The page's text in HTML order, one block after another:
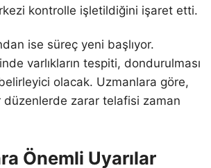
kontrolle işletildiğini işaret etti.
ise süreç yeni başlıyor.
varlıkların tespiti, dondurulması
olacak. Uzmanlara göre,
düzenlerde zarar telafisi zaman
Önemli Uyarılar